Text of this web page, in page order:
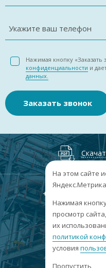
Укажите ваш телефон
Нажимая кнопку «Заказать
конфиденциальности и
данных.
Заказать звонок
+7
г. Барнаул,
пн-
сб-
На этом сайте
Яндекс.Метрика
Нажимая
просмотр
их
политикой
условия
Пропустить